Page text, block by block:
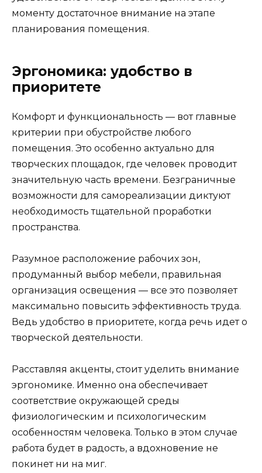
моменту достаточное внимание на этапе
планирования помещения.
Эргономика: удобство в
приоритете
Комфорт и функциональность — вот главные
критерии при обустройстве любого
помещения. Это особенно актуально для
творческих площадок, где человек проводит
значительную часть времени. Безграничные
возможности для самореализации диктуют
необходимость тщательной проработки
пространства.
Разумное расположение рабочих зон,
продуманный выбор мебели, правильная
организация освещения — все это позволяет
максимально повысить эффективность труда.
Ведь удобство в приоритете, когда речь идет о
творческой деятельности.
Расставляя акценты, стоит уделить внимание
эргономике. Именно она обеспечивает
соответствие окружающей среды
физиологическим и психологическим
особенностям человека. Только в этом случае
работа будет в радость, а вдохновение не
покинет ни на миг.